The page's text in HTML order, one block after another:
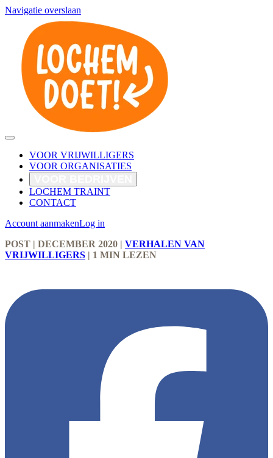
Navigatie overslaan
VOOR VRIJWILLIGERS
VOOR ORGANISATIES
LOCHEM TRAINT
CONTACT
Account aanmakenLog in
POST | DECEMBER 2020 | VERHALEN VAN
VRIJWILLIGERS | 1 MIN LEZEN